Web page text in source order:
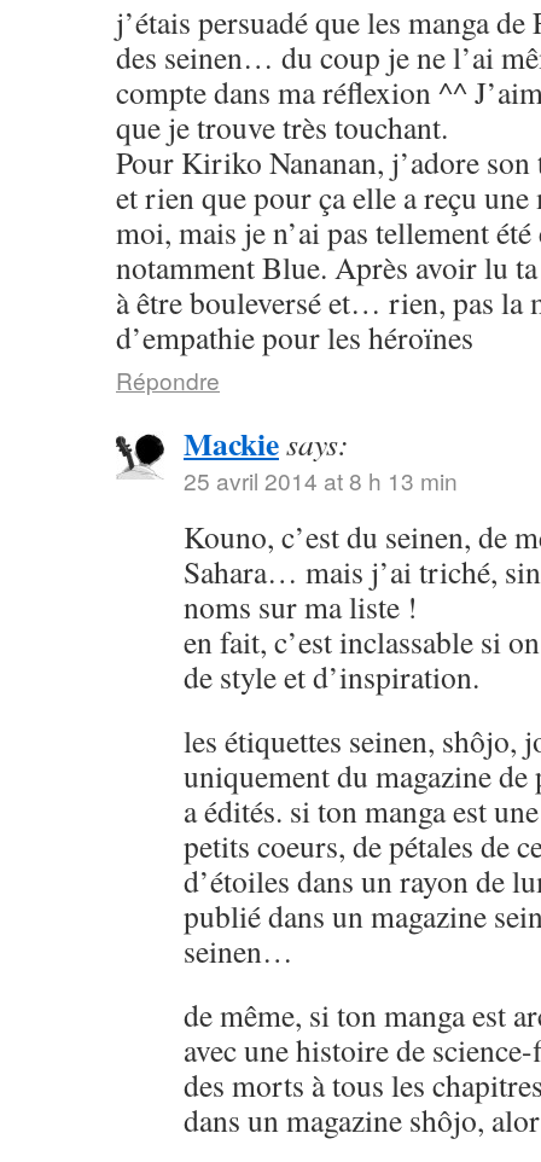
j’étais persuadé que les manga
des seinen… du coup je ne l’ai
compte dans ma réflexion ^^
que je trouve très touchant.
Pour Kiriko Nananan, j’adore
et rien que pour ça elle a reçu
moi, mais je n’ai pas tellement
notamment Blue. Après avoir lu
à être bouleversé et… rien, pas la
d’empathie pour les héroïnes
Répondre
Mackiesays:
25 avril 2014 at 8 h 13 min
Kouno, c’est du seinen, de
Sahara… mais j’ai triché,
noms sur ma liste !
en fait, c’est inclassable si
de style et d’inspiration.
les étiquettes seinen, shôjo,
uniquement du magazine
a édités. si ton manga est
petits coeurs, de pétales de
d’étoiles dans un rayon de
publié dans un magazine
seinen…
de même, si ton manga est
avec une histoire de
des morts à tous les
dans un magazine shôjo,